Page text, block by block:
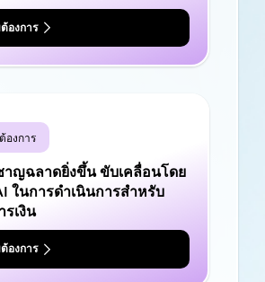
องการ
องการ
าญฉลาดยิ่งขึ้น ขับเคลื่อนโดย
ในการดำเนินการสำหรับ
เงิน
องการ